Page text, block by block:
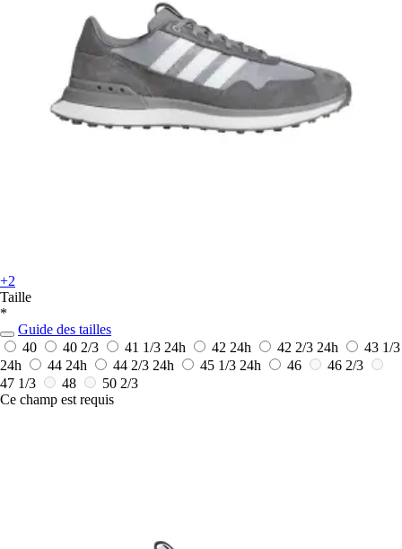
+2
Taille
*
Guide des tailles
40
40 2/3 41 1/3 24h 42 24h 42 2/3 24h
43 1/3
24h
44 24h 44 2/3 24h 45 1/3 24h 46
46 2/3
47 1/3
48
50 2/3
Ce champ est requis